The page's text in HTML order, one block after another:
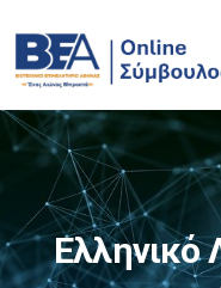
Ελληνικό